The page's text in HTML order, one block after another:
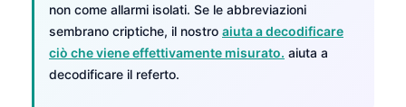
non come allarmi isolati. Se le abbreviazioni
sembrano criptiche, il nostro aiuta a decodificare
ciò che viene effettivamente misurato. aiuta a
decodificare il referto.